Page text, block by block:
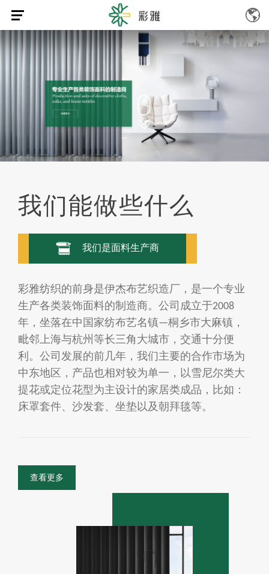
我们能做些什么
我们是面料生产商
彩雅纺织的前身是伊杰布艺织造厂，是一个专业
生产各类装饰面料的制造商。公司成立于2008
年，坐落在中国家纺布艺名镇—桐乡市大麻镇，
毗邻上海与杭州等长三角大城市，交通十分便
利。公司发展的前几年，我们主要的合作市场为
中东地区，产品也相对较为单一，以雪尼尔类大
提花或定位花型为主设计的家居类成品，比如：
床罩套件、沙发套、坐垫以及朝拜毯等。
查看更多